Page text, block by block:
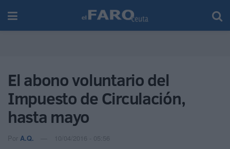
El abono voluntario del
Impuesto de Circulación,
hasta mayo
Por A.Q. 10/04/2016 - 05:56